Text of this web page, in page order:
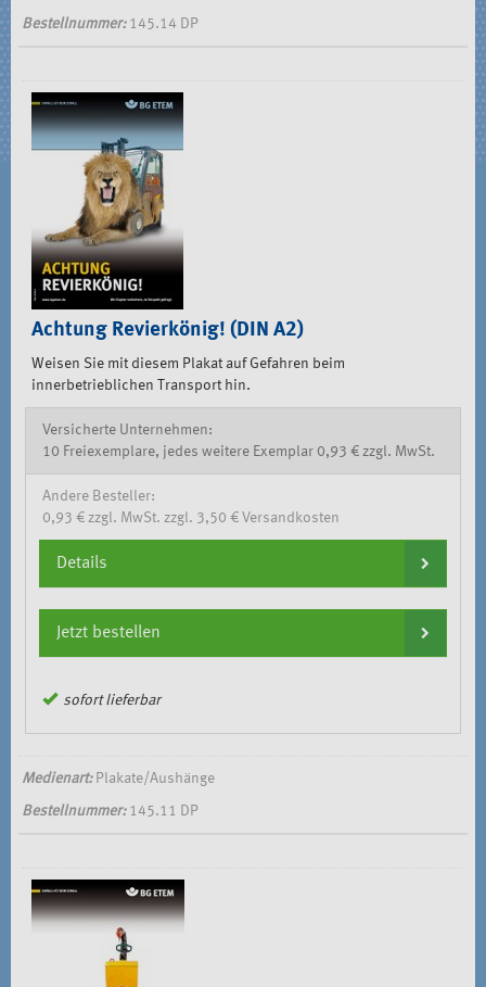
Bestellnummer:145.14 DP
Achtung Revierkönig! (DIN A2)
Weisen Sie mit diesem Plakat auf Gefahren beim
innerbetrieblichen Transport hin.
Versicherte Unternehmen:
10 Freiexemplare, jedes weitere Exemplar 0,93 € zzgl. MwSt.
Andere Besteller:
0,93 € zzgl. MwSt. zzgl. 3,50 € Versandkosten
Details
Jetzt bestellen
sofort lieferbar
Medienart:Plakate/Aushänge
Bestellnummer:145.11 DP